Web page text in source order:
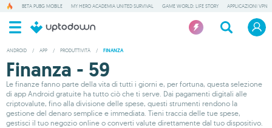
BETA PUBG MOBILE MY HERO ACADEMIA UNITED SURVIVAL GAME WORLD: LIFE STORY APPLICAZIONI VPN
ANDROID / APP / PRODUTTIVITÀ / FINANZA
Finanza - 59
Le finanze fanno parte della vita di tutti i giorni e, per fortuna, questa selezione
di app Android gratuite ha tutto ciò che ti serve. Dai pagamenti digitali alle
criptovalute, fino alla divisione delle spese, questi strumenti rendono la
gestione del denaro semplice e immediata. Tieni traccia delle tue spese,
gestisci il tuo negozio online o converti valute direttamente dal tuo dispositivo.